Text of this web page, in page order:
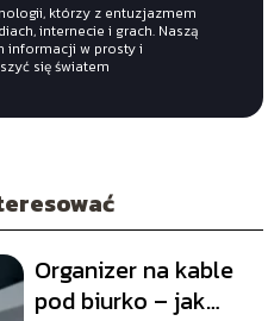
którzy z entuzjazmem
internecie i grach. Naszą
informacji w prosty i
się światem
Organizer na kable
pod biurko – jak